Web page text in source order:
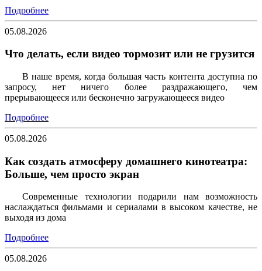
Подробнее
05.08.2026
Что делать, если видео тормозит или не грузится
В наше время, когда большая часть контента доступна по
запросу, нет ничего более раздражающего, чем
прерывающееся или бесконечно загружающееся видео
Подробнее
05.08.2026
Как создать атмосферу домашнего кинотеатра:
Больше, чем просто экран
Современные технологии подарили нам возможность
наслаждаться фильмами и сериалами в высоком качестве, не
выходя из дома
Подробнее
05.08.2026